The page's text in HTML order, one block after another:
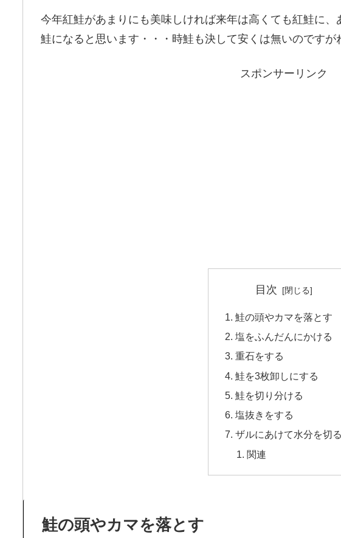
今年紅鮭があまりにも美味しければ来年は高くても紅鮭に
鮭になると思います・・・時鮭も決して安くは無いのですが
スポンサーリンク
目次
鮭の頭やカマを落とす
塩をふんだんにかける
重石をする
鮭を3枚卸しにする
鮭を切り分ける
塩抜きをする
ザルにあけて水分を切る
関連
鮭の頭やカマを落とす